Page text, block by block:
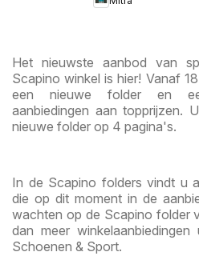
Het nieuwste aanbod van
Scapino winkel is hier! Vanaf
een nieuwe folder en
aanbiedingen aan topprijzen.
nieuwe folder op 4 pagina's.
In de Scapino folders vindt u
die op dit moment in de
wachten op de Scapino folder
dan meer
Schoenen & Sport.